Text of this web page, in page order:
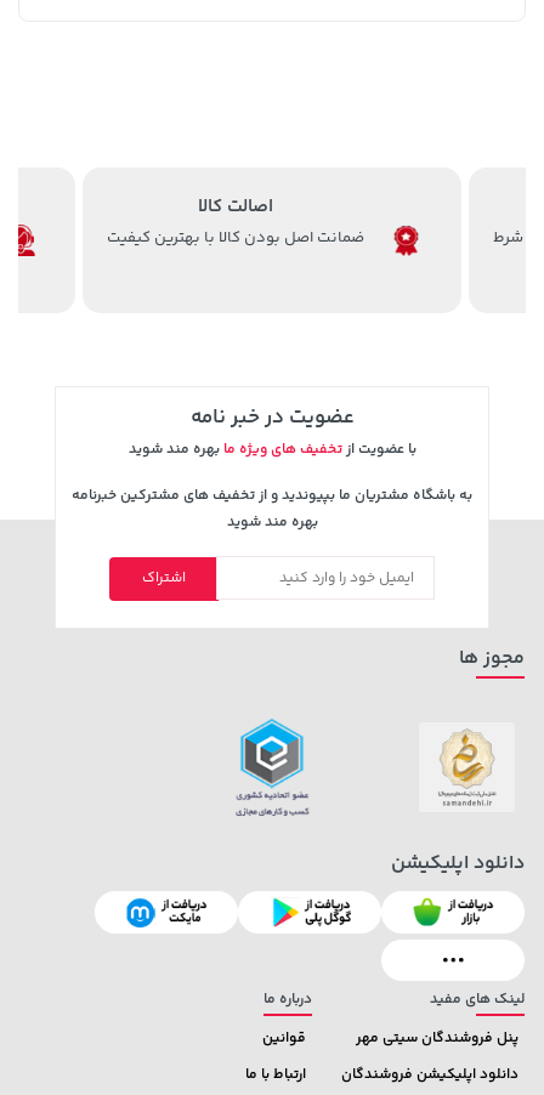
154,000 تومان
2,275,000
خرید
2,679,000 تومان
3,820,000
خرید 22,580,000 تومان
اصالت کالا
ضمانت اصل بودن کالا با بهترین کیفیت
عضویت در خبر نامه
با عضویت ازتخفیف های ویژه ما بهره مند شوید
به باشگاه مشتریان ما بپیوندید و از تخفیف های مشترکین خبرنامه
بهره مند شوید
اشتراک
لینک های مفید
پنل فروشندگان سیتی مهر
دانلود اپلیکیشن فروشندگان
درباره ما
قوانین
ارتباط با ما
مجوز ها
دانلود اپلیکیشن